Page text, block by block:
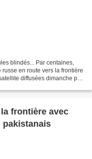
blindés... Par centaines,
en route vers la frontière
diffusées dimanche par
frontière avec
pakistanais